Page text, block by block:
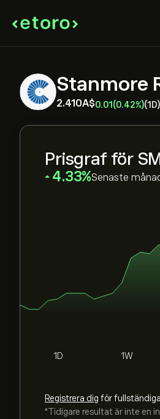
Stanmore
2.410‎A$‎0.01 (0.42%)(1D)
Prisgraf för
‎4.33‎ Senaste
1D 1W
Registrera dig för
*Tidigare resultat är inte en